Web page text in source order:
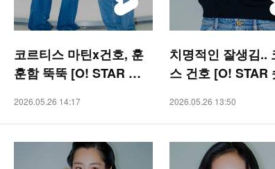
코르티스 마틴x건호, 훈
훈함 뚝뚝 [O! STAR 숏
2026.05.26 14:17
치명적인 잘생김..
스 건호 [O! STAR
2026.05.26 13:50